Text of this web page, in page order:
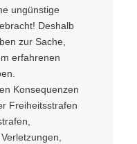
ungünstige
Deshalb
zur Sache,
erfahrenen
Konsequenzen
Freiheitsstrafen